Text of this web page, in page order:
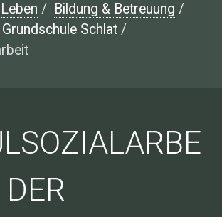
Leben / Bildung & Betreuung /
Schlat /